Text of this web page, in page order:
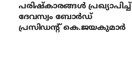
പരിഷ്‌കാരങ്ങള്‍ പ്രഖ്യാപിച്ച്
ദേവസ്വം ബോര്‍ഡ്
പ്രസിഡന്റ് കെ.ജയകുമാര്‍